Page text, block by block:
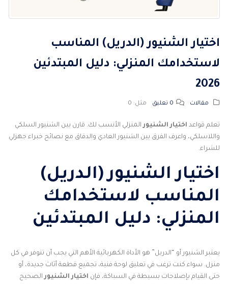
اختيار الشنيور (الدريل) المناسب
لاستخدامك المنزلي: دليل المبتدئين
2026
مقالات 0 تعليق مثل: 0
تعلم قواعد اختيار الشنيورالمنزلي الأنسب لك. قارن بين الشنيور السلكي
واللاسلكي، واعرف الفرق بين الشنيور العادي والدقاق مع نصائح خبراء جهزلي
للشراء.
اختيار الشنيور(الدريل)
المناسب لاستخدامك
المنزلي: دليل المبتدئين
يعتبر الشنيور أو “الدريل” هو الأداة الكهربائية الأهم التي يجب أن تتوفر في كل
منزل. سواء كنت ترغب في تعليق لوحة فنية، تجميع قطعة أثاث جديدة، أو
حتى القيام بإصلاحات بسيطة في السباكة، فإن اختيار الشنيورالصحيح